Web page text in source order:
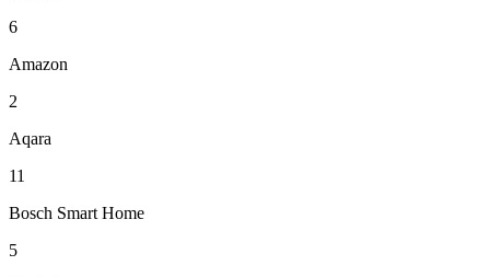
6
Amazon
2
Aqara
11
Bosch Smart Home
5